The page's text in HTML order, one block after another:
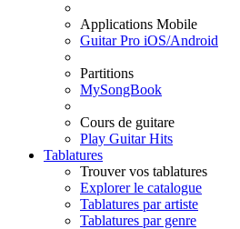
Applications Mobile
Guitar Pro iOS/Android
Partitions
MySongBook
Cours de guitare
Play Guitar Hits
Tablatures
Trouver vos tablatures
Explorer le catalogue
Tablatures par artiste
Tablatures par genre